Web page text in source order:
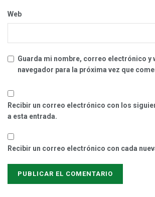
Web
Guarda mi nombre, correo electrónico y
navegador para la próxima vez que
Recibir un correo electrónico con los
a esta entrada.
Recibir un correo electrónico con cada